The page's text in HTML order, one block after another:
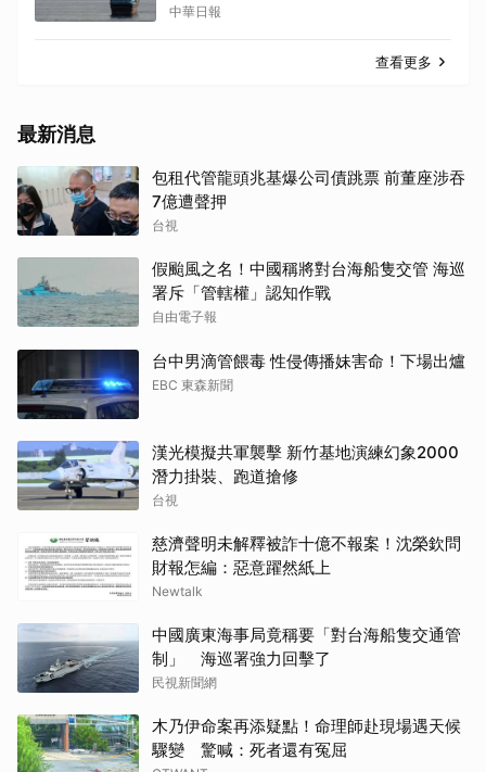
中華日報
查看更多
最新消息
包租代管龍頭兆基爆公司債跳票 前董座涉吞
7億遭聲押
台視
假颱風之名！中國稱將對台海船隻交管 海巡
署斥「管轄權」認知作戰
自由電子報
台中男滴管餵毒 性侵傳播妹害命！下場出爐
EBC 東森新聞
漢光模擬共軍襲擊 新竹基地演練幻象2000
潛力掛裝、跑道搶修
台視
慈濟聲明未解釋被詐十億不報案！沈榮欽問
財報怎編：惡意躍然紙上
Newtalk
中國廣東海事局竟稱要「對台海船隻交通管
制」 海巡署強力回擊了
民視新聞網
木乃伊命案再添疑點！命理師赴現場遇天候
驟變 驚喊：死者還有冤屈